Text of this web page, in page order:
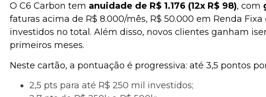
O C6 Carbon tem anuidade de R$ 1.176 (12x R$ 98), com
faturas acima de R$ 8.000/mês, R$ 50.000 em Renda Fixa
investidos no total. Além disso, novos clientes ganham
primeiros meses.
Neste cartão, a pontuação é progressiva: até 3,5 pontos
2,5 pts para até R$ 250 mil investidos;